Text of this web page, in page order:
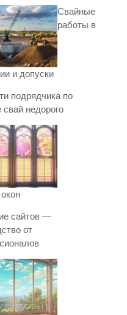
Свайные
работы в
и допуски
подрядчика по
свай недорого
сайтов —
от